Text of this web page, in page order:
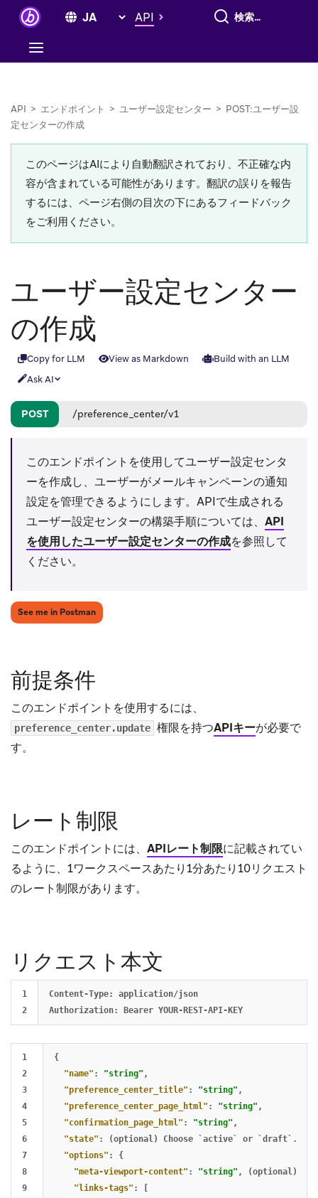
API すべて検索
API > エンドポイント > ユーザー設定センター > POST:ユーザー設
定センターの作成
このページはAIにより自動翻訳されており、不正確な内
容が含まれている可能性があります。翻訳の誤りを報告
するには、ページ右側の目次の下にあるフィードバック
をご利用ください。
ユーザー設定センター
の作成
Copy for LLM View as Markdown
Build with an LLM
Ask AI
POST /preference_center/v1
このエンドポイントを使用してユーザー設定センタ
ーを作成し、ユーザーがメールキャンペーンの通知
設定を管理できるようにします。APIで生成される
ユーザー設定センターの構築手順については、 API
を使用したユーザー設定センターの作成を参照して
ください。
See me in Postman(opens in new tab)
前提条件
このエンドポイントを使用するには、
preference_center.update 権限を持つAPIキーが必要で
す。
レート制限
このエンドポイントには、 APIレート制限に記載されてい
るように、1ワークスペースあたり1分あたり10リクエスト
のレート制限があります。
リクエスト本文
1
Content-Type: application/json
1
2
3
4
5
6
7
8
9
{
"name" : "string" ,
"preference_center_title" : "string" ,
"preference_center_page_html" : "string" ,
"confirmation_page_html" : "string" ,
"state" : (optional) Choose `active` or `draft`.
"options" :
{
"meta-viewport-content" : "string" , (optional)
"links-tags" :
[